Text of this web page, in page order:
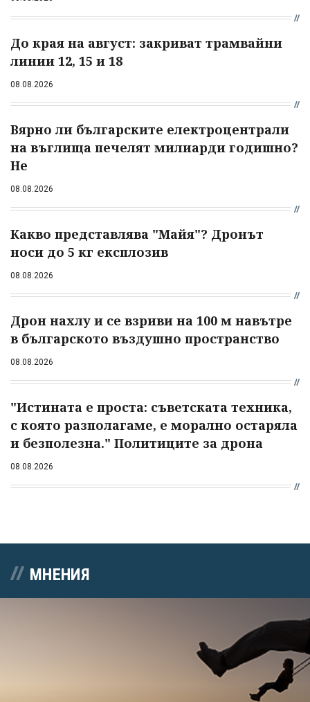
До края на август: закриват трамвайни
линии 12, 15 и 18
08.08.2026
Вярно ли българските електроцентрали
на въглища печелят милиарди годишно?
Не
08.08.2026
Какво представлява "Майя"? Дронът
носи до 5 кг експлозив
08.08.2026
Дрон нахлу и се взриви на 100 м навътре
в българското въздушно пространство
08.08.2026
"Истината е проста: съветската техника,
с която разполагаме, е морално остаряла
и безполезна." Политиците за дрона
08.08.2026
МНЕНИЯ